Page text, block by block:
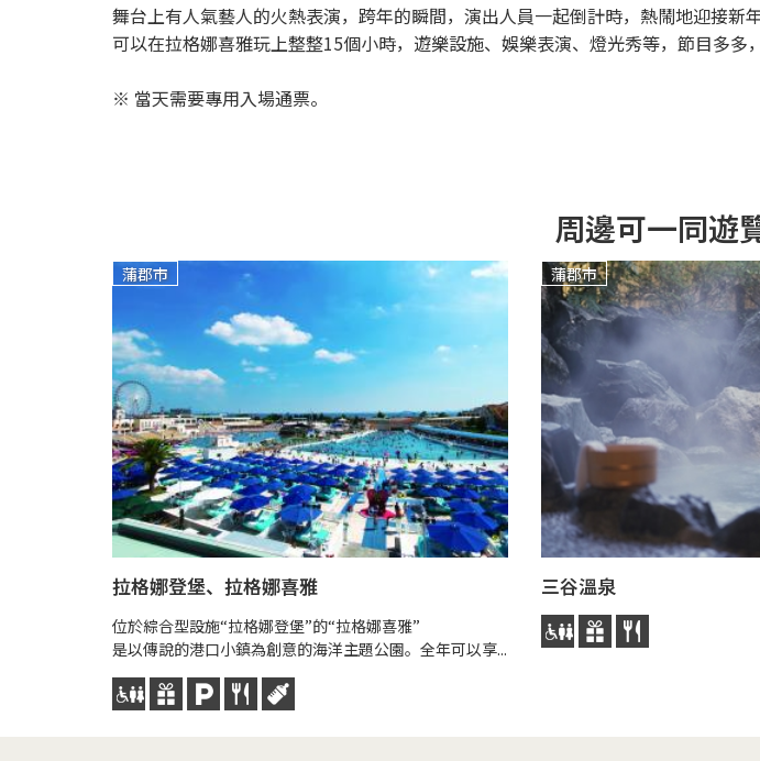
舞台上有人氣藝人的火熱表演，跨年的瞬間，演出人員一起倒計時，熱鬧地迎接新
可以在拉格娜喜雅玩上整整15個小時，遊樂設施、娛樂表演、燈光秀等，節目多多
※ 當天需要專用入場通票。
周邊可一同遊
蒲郡市
拉格娜登堡、拉格娜喜雅
位於綜合型設施“拉格娜登堡”的“拉格娜喜雅”
是以傳說的港口小鎮為創意的海洋主題公園。全年可以享...
蒲郡市
三谷溫泉